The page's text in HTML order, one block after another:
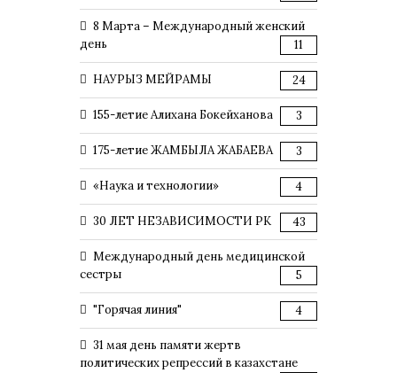
8 Марта – Международный женский
день
11
НАУРЫЗ МЕЙРАМЫ 24
155-летие Алихана Бокейханова 3
175-летие ЖАМБЫЛА ЖАБАЕВА 3
«Наука и технологии» 4
30 ЛЕТ НЕЗАВИСИМОСТИ РК 43
Международный день медицинской
сестры
5
"Горячая линия" 4
31 мая день памяти жертв
политических репрессий в казахстане